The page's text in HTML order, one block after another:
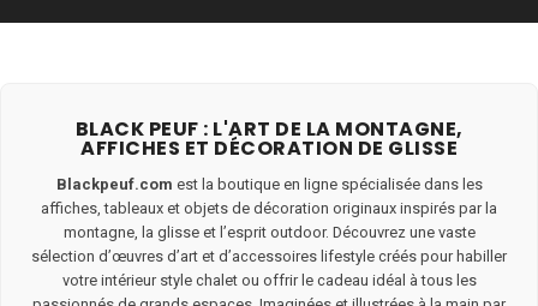
BLACK PEUF : L'ART DE LA MONTAGNE,
AFFICHES ET DÉCORATION DE GLISSE
Blackpeuf.com est la boutique en ligne spécialisée dans les
affiches, tableaux et objets de décoration originaux inspirés par la
montagne, la glisse et l’esprit outdoor. Découvrez une vaste
sélection d’œuvres d’art et d’accessoires lifestyle créés pour habiller
votre intérieur style chalet ou offrir le cadeau idéal à tous les